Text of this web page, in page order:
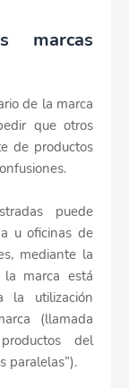
marcas
de la marca
que otros
de productos
puede
u oficinas de
mediante la
marca está
la utilización
(llamada
del
paralelas”).